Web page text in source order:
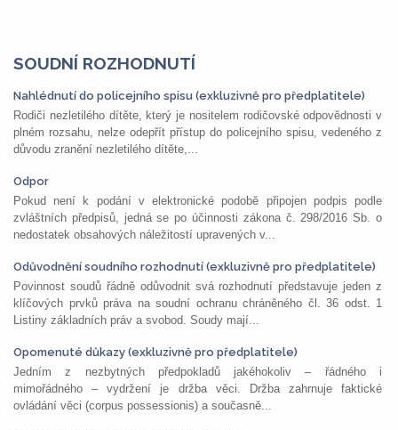
SOUDNÍ ROZHODNUTÍ
Nahlédnutí do policejního spisu (exkluzivně pro předplatitele)
Rodiči nezletilého dítěte, který je nositelem rodičovské odpovědnosti v
plném rozsahu, nelze odepřít přístup do policejního spisu, vedeného z
důvodu zranění nezletilého dítěte,...
Odpor
Pokud není k podání v elektronické podobě připojen podpis podle
zvláštních předpisů, jedná se po účinnosti zákona č. 298/2016 Sb. o
nedostatek obsahových náležitostí upravených v...
Odůvodnění soudního rozhodnutí (exkluzivně pro předplatitele)
Povinnost soudů řádně odůvodnit svá rozhodnutí představuje jeden z
klíčových prvků práva na soudní ochranu chráněného čl. 36 odst. 1
Listiny základních práv a svobod. Soudy mají...
Opomenuté důkazy (exkluzivně pro předplatitele)
Jedním z nezbytných předpokladů jakéhokoliv – řádného i
mimořádného – vydržení je držba věci. Držba zahrnuje faktické
ovládání věci (corpus possessionis) a současně...